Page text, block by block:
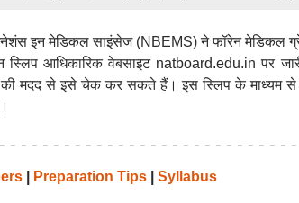
इन मेडिकल साइंसेज (NBEMS) ने फॉरेन मेडिकल
स्लिप आधिकारिक वेबसाइट natboard.edu.in पर
की मदद से इसे चेक कर सकते हैं। इस स्लिप के माध्यम से
| Preparation Tips| Syllabus